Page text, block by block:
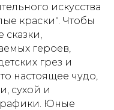
искусства
краски". Чтобы
сказки,
героев,
грез и
настоящее чудо,
сухой и
Юные